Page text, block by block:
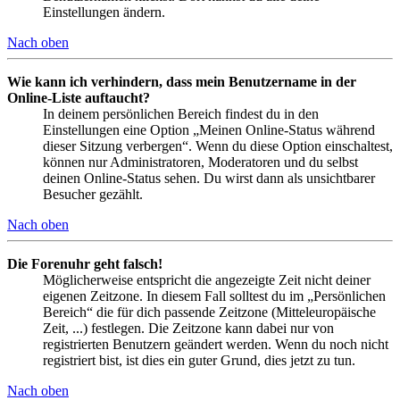
Einstellungen ändern.
Nach oben
Wie kann ich verhindern, dass mein Benutzername in der
Online-Liste auftaucht?
In deinem persönlichen Bereich findest du in den
Einstellungen eine Option „Meinen Online-Status während
dieser Sitzung verbergen“. Wenn du diese Option einschaltest,
können nur Administratoren, Moderatoren und du selbst
deinen Online-Status sehen. Du wirst dann als unsichtbarer
Besucher gezählt.
Nach oben
Die Forenuhr geht falsch!
Möglicherweise entspricht die angezeigte Zeit nicht deiner
eigenen Zeitzone. In diesem Fall solltest du im „Persönlichen
Bereich“ die für dich passende Zeitzone (Mitteleuropäische
Zeit, ...) festlegen. Die Zeitzone kann dabei nur von
registrierten Benutzern geändert werden. Wenn du noch nicht
registriert bist, ist dies ein guter Grund, dies jetzt zu tun.
Nach oben